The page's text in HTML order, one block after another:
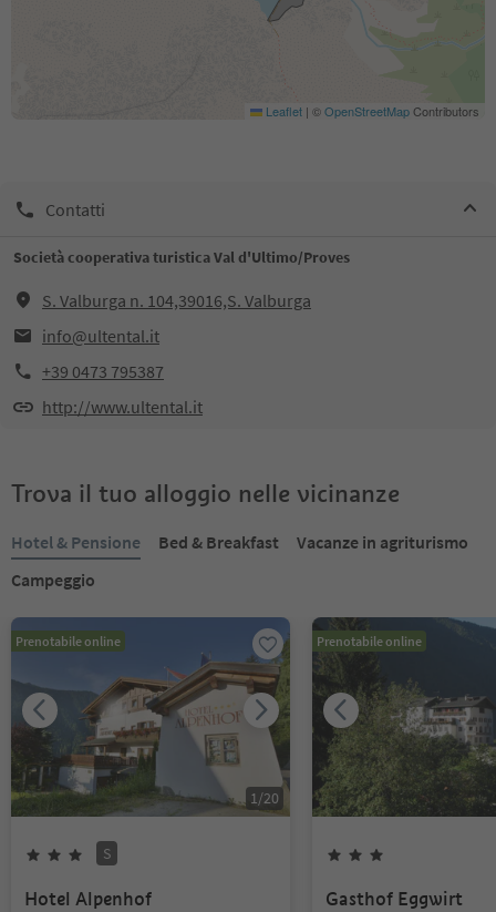
Leaflet | ©OpenStreetMapContributors
Contatti
Società cooperativa turistica Val d'Ultimo/Proves
S. Valburga n. 104,39016,S. Valburga
info@ultental.it
+39 0473 795387
http://www.ultental.it
Trova il tuo alloggio nelle vicinanze
Hotel & Pensione Bed & Breakfast
Vacanze in agriturismo
Campeggio
Prenotabile online
1/20
S
Hotel Alpenhof
Prenotabile online
Gasthof Eggwirt